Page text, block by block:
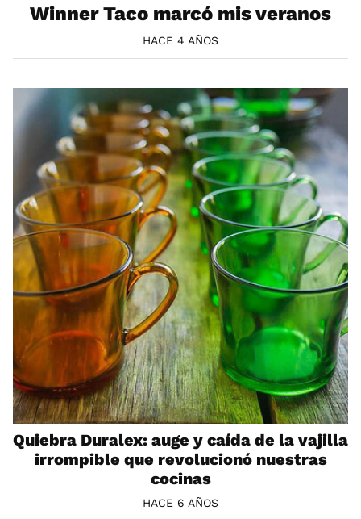
Winner Taco marcó mis veranos
HACE 4 AÑOS
Quiebra Duralex: auge y caída de la vajilla
irrompible que revolucionó nuestras
cocinas
HACE 6 AÑOS